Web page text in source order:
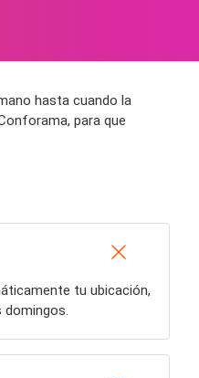
hasta cuando la
para que
tu ubicación,
domingos.